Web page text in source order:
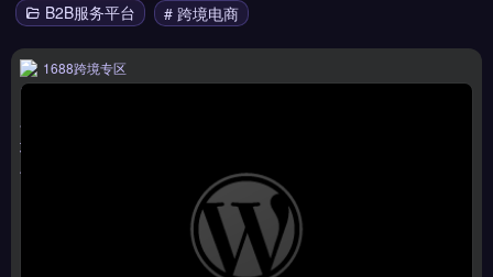
B2B服务平台 # 跨境电商
1688跨境专区